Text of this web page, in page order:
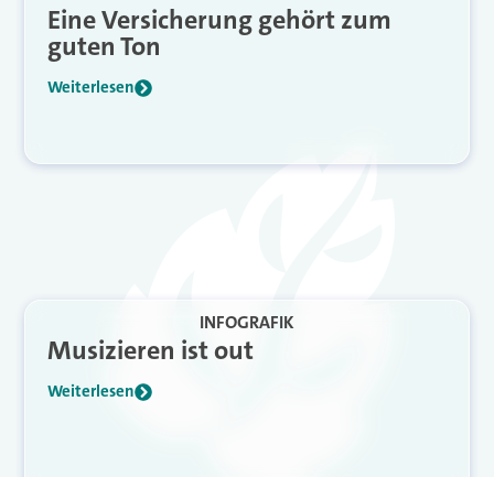
Eine Versicherung gehört zum
guten Ton
Weiterlesen
INFOGRAFIK
Musizieren ist out
Weiterlesen